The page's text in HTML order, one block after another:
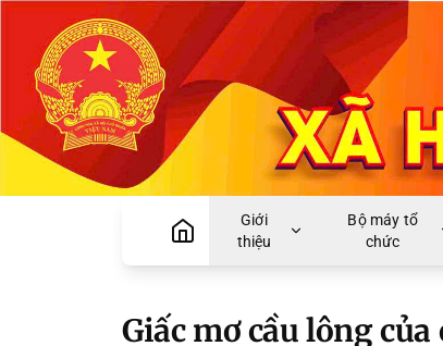
Giới
thiệu
Bộ máy tổ
chức
Giấc mơ cầu lông